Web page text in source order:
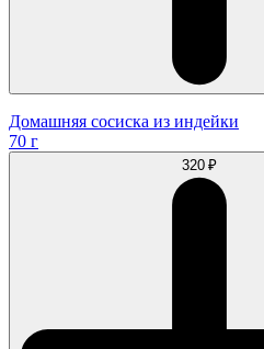
Домашняя сосиска из индейки
70 г
320 ₽